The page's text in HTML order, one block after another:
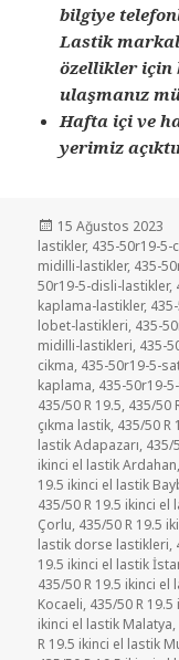
bilgiye
Lastik
özellikler için
ulaşmanız
Hafta içi ve
yerimiz
Yayın
tarihi
15 Ağustos 2023
lastikler, 435-50r19-
midilli-lastikler, 435-
50r19-5-disli-lastikler,
kaplama-lastikler,
lobet-lastikleri, 435-
midilli-lastikleri, 435-
cikma, 435-50r19-5-
kaplama, 435-50r19-
435/50 R 19.5, 435/50
çıkma lastik, 435/50 R
lastik Adapazarı, 435/
ikinci el lastik Ardahan,
19.5 ikinci el lastik
435/50 R 19.5 ikinci el
Çorlu, 435/50 R 19.5
lastik dorse lastikleri,
19.5 ikinci el lastik
435/50 R 19.5 ikinci el
Kocaeli, 435/50 R
ikinci el lastik Malatya,
R 19.5 ikinci el lastik